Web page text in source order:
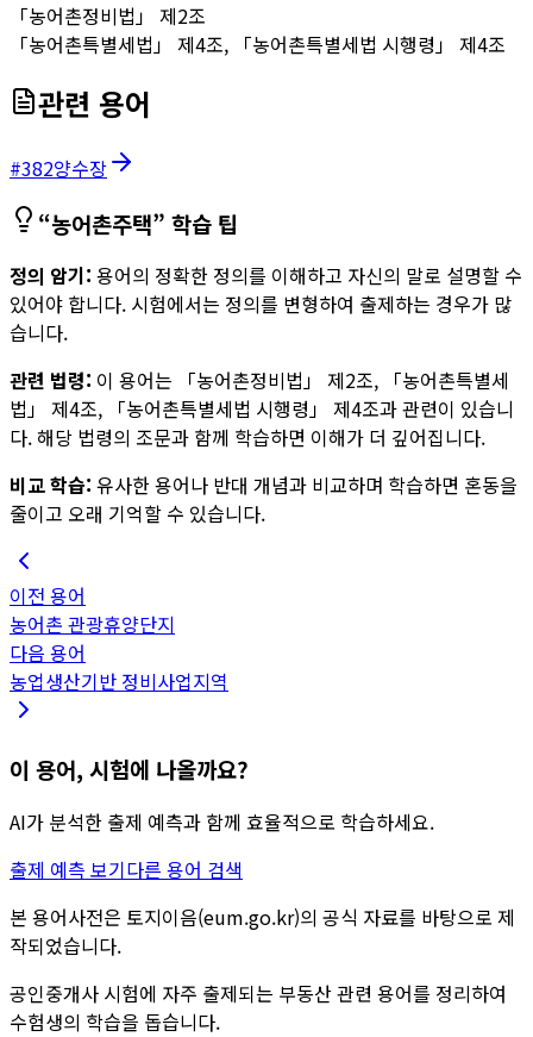
「농어촌정비법」 제2조
「농어촌특별세법」 제4조, 「농어촌특별세법 시행령」 제4조
관련 용어
#382양수장
“농어촌주택” 학습 팁
정의 암기: 용어의 정확한 정의를 이해하고 자신의 말로 설명할 수
있어야 합니다. 시험에서는 정의를 변형하여 출제하는 경우가 많
습니다.
관련 법령: 이 용어는
「농어촌정비법」 제2조, 「농어촌특별세
법」 제4조, 「농어촌특별세법 시행령」 제4조과 관련이 있습니
다. 해당 법령의 조문과 함께 학습하면 이해가 더 깊어집니다.
비교 학습: 유사한 용어나 반대 개념과 비교하며 학습하면 혼동을
줄이고 오래 기억할 수 있습니다.
이전 용어
농어촌 관광휴양단지
다음 용어
농업생산기반 정비사업지역
이 용어, 시험에 나올까요?
AI가 분석한 출제 예측과 함께 효율적으로 학습하세요.
출제 예측 보기다른 용어 검색
본 용어사전은 토지이음(eum.go.kr)의 공식 자료를 바탕으로 제
작되었습니다.
공인중개사 시험에 자주 출제되는 부동산 관련 용어를 정리하여
수험생의 학습을 돕습니다.